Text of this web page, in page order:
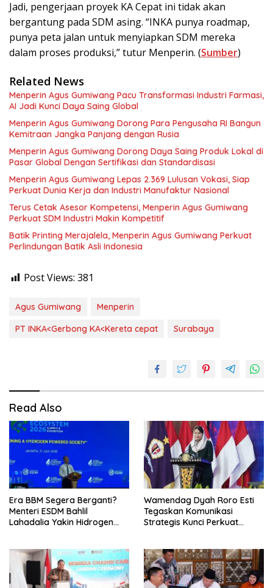
Jadi, pengerjaan proyek KA Cepat ini tidak akan
bergantung pada SDM asing. “INKA punya roadmap,
punya peta jalan untuk menyiapkan SDM mereka
dalam proses produksi,” tutur Menperin. (Sumber)
Related News
Menperin Agus Gumiwang Pacu Transformasi Industri Farmasi,
AI Jadi Kunci Daya Saing Global
Menperin Agus Gumiwang Dorong Para Pengusaha RI Bangun
Kemitraan Jangka Panjang dengan Rusia
Menperin Agus Gumiwang Dorong Daya Saing Produk Lokal di
Pasar Global Dengan Sertifikasi dan Standardisasi
Menperin Agus Gumiwang Lepas 2.369 Lulusan Vokasi, Siap
Perkuat Dunia Kerja dan Industri Manufaktur Nasional
Terus Cetak Asesor Kompetensi, Menperin Agus Gumiwang
Perkuat SDM Industri Makin Kompetitif
Batik Printing Merajalela, Menperin Agus Gumiwang Perkuat
Perlindungan Batik Asli Indonesia
Post Views: 381
Agus Gumiwang
Menperin
PT INKA<Gerbong KA<Kereta cepat
Surabaya
Read Also
Era BBM Segera Berganti?
Menteri ESDM Bahlil
Lahadalia Yakin Hidrogen
Wamendag Dyah Roro Esti
Tegaskan Komunikasi
Strategis Kunci Perkuat